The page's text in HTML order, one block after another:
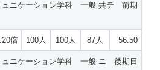
ュニケーション学科 一般 共テ 前期
倍 100人 100人 87人 56.50
ュニケーション学科 一般 ニ 後期日